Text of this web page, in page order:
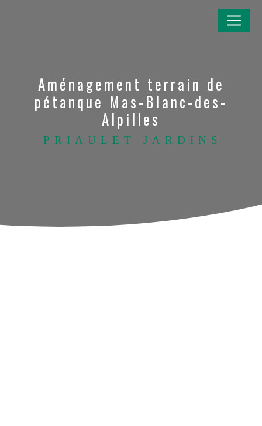
Aménagement terrain de
pétanque Mas-Blanc-des-
Alpilles
PRIAULET JARDINS